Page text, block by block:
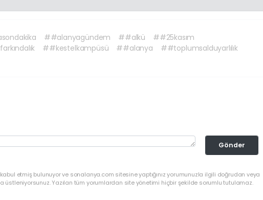
##alanyagündem ##alkü
##25kasım
##kestelkampüsü ##alanya
##toplumsalduyarlılık
Gönder
kabul etmiş bulunuyor ve sonalanya.com sitesine yaptığınız yorumunuzla ilgili doğrudan veya
üstleniyorsunuz. Yazılan tüm yorumlardan site yönetimi hiçbir şekilde sorumlu tutulamaz.